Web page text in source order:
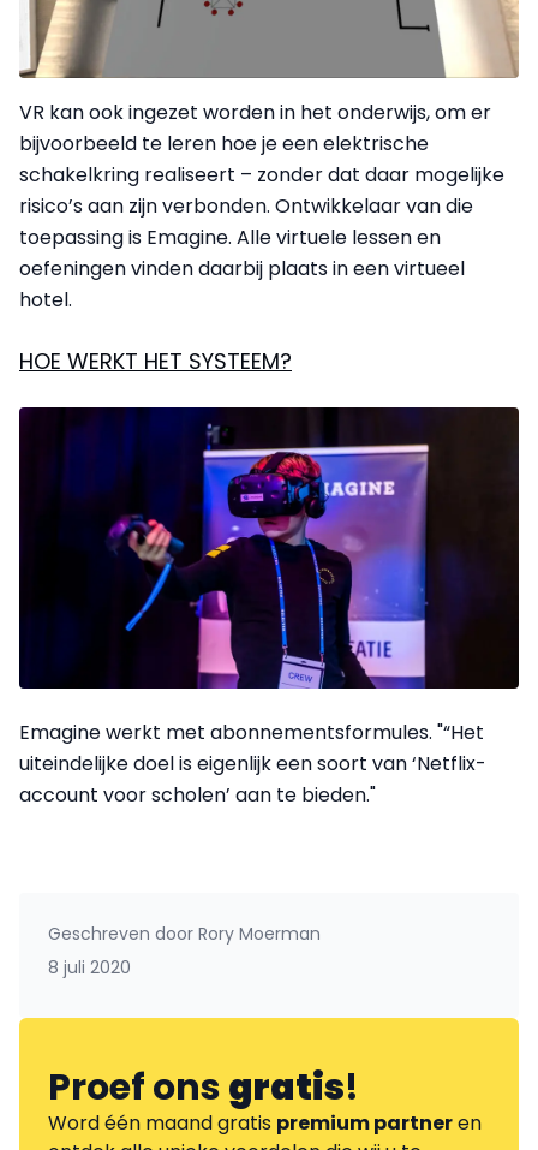
VR kan ook ingezet worden in het onderwijs, om er
bijvoorbeeld te leren hoe je een elektrische
schakelkring realiseert – zonder dat daar mogelijke
risico’s aan zijn verbonden. Ontwikkelaar van die
toepassing is Emagine. Alle virtuele lessen en
oefeningen vinden daarbij plaats in een virtueel
hotel.
HOE WERKT HET SYSTEEM?
Emagine werkt met abonnementsformules. "“Het
uiteindelijke doel is eigenlijk een soort van ‘Netflix-
account voor scholen’ aan te bieden."
Geschreven door Rory Moerman
8 juli 2020
Proef onsgratis!
Word één maand gratis premium partneren